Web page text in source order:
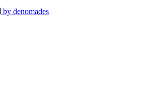
by denomades